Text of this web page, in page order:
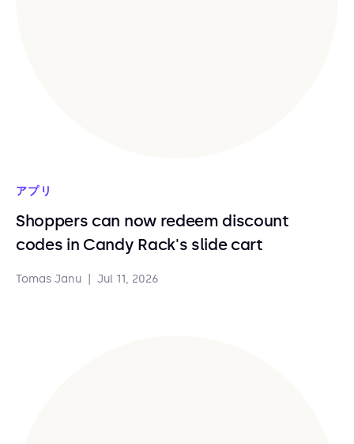
アプリ
Shoppers can now redeem discount
codes in Candy Rack's slide cart
Tomas Janu Jul 11, 2026